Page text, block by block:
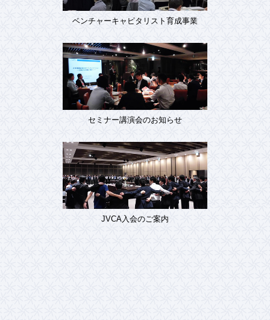
ベンチャーキャピタリスト育成事業
セミナー講演会のお知らせ
JVCA入会のご案内